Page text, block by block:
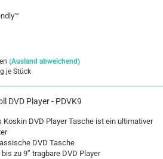
(Ausland abweichend)
je Stück
DVD Play­er - PDVK9
Kos­kin DVD Play­er Ta­sche ist ein ul­ti­ma­ti­ver
DVD Ta­sche
zu 9” trag­ba­re DVD Play­er